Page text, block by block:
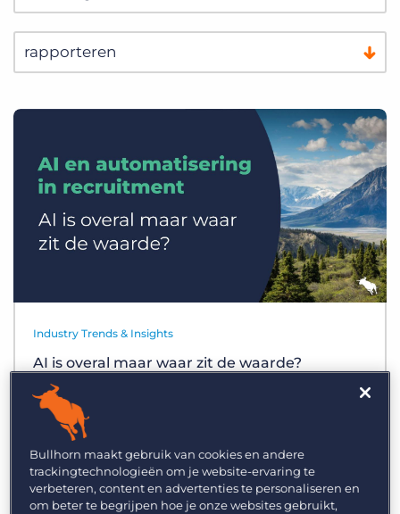
Inloggen
Industry Trends & Insights
AI is overal maar waar zit de waarde?
Bullhorn maakt gebruik van cookies en andere
trackingtechnologieën om je website-ervaring te
verbeteren, content en advertenties te personaliseren en
om beter te begrijpen hoe je onze websites gebruikt,